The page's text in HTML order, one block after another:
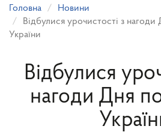
Головна
Новини
Відбулися урочистості з нагоди
України
Відбулися
нагоди Дня